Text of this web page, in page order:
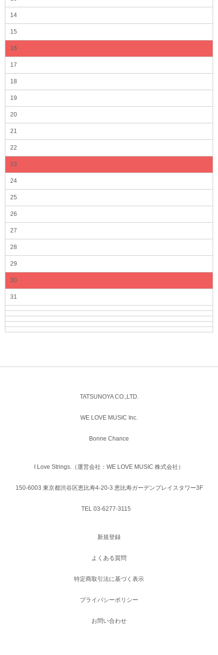
14
15
16
17
18
19
20
21
22
23
24
25
26
27
28
29
30
31
TATSUNOYA CO.,LTD.
WE LOVE MUSIC Inc.
Bonne Chance
I Love Strings.（運営会社：WE LOVE MUSIC 株式会社）
150-6003 東京都渋谷区恵比寿4-20-3 恵比寿ガーデンプレイスタワー3F
TEL 03-6277-3115
新規登録
よくある質問
特定商取引法に基づく表示
プライバシーポリシー
お問い合わせ